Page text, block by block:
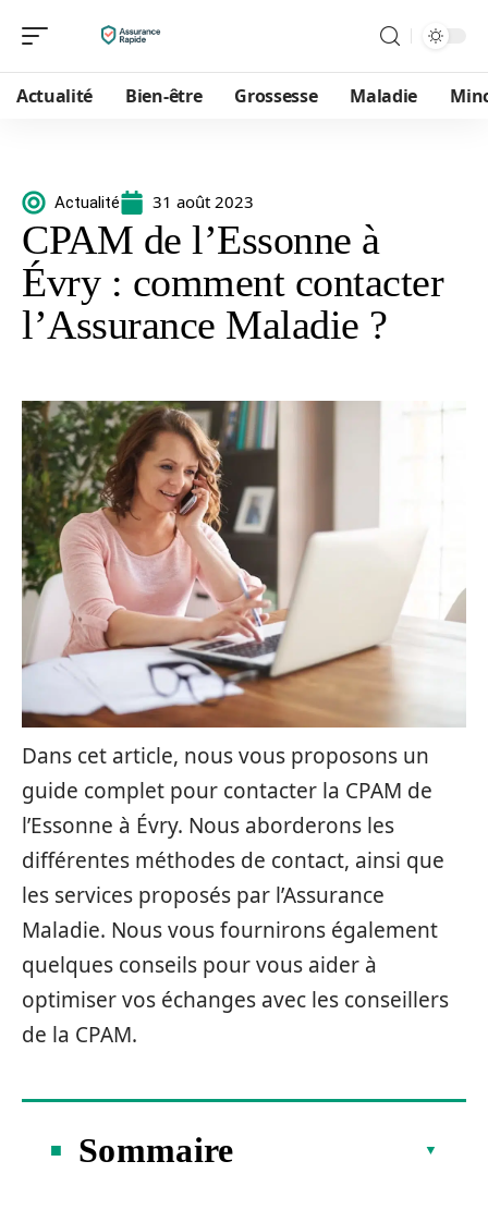
Actualité Bien-être Grossesse Maladie
Actualité 31 août 2023
CPAM de l’Essonne à
Évry : comment contacter
l’Assurance Maladie ?
Dans cet article, nous vous proposons un
guide complet pour contacter la CPAM de
l’Essonne à Évry. Nous aborderons les
différentes méthodes de contact, ainsi que
les services proposés par l’Assurance
Maladie. Nous vous fournirons également
quelques conseils pour vous aider à
optimiser vos échanges avec les conseillers
de la CPAM.
Sommaire